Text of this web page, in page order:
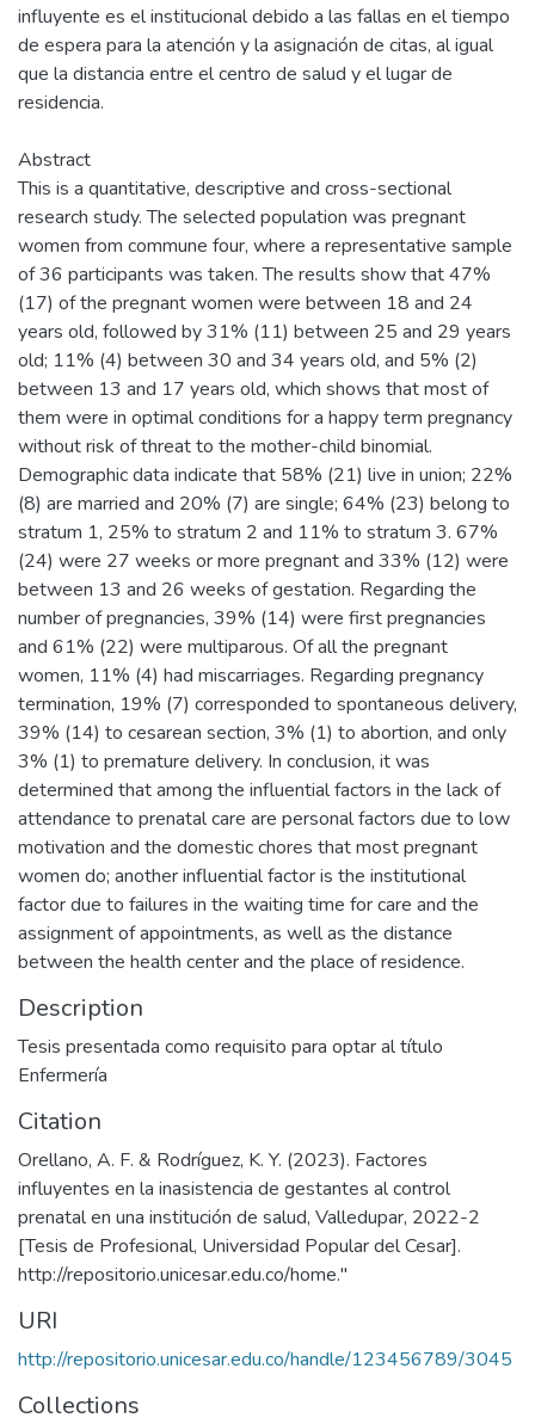
influyente es el institucional debido a las fallas en el tiempo
de espera para la atención y la asignación de citas, al igual
que la distancia entre el centro de salud y el lugar de
residencia.
Abstract
This is a quantitative, descriptive and cross-sectional
research study. The selected population was pregnant
women from commune four, where a representative sample
of 36 participants was taken. The results show that 47%
(17) of the pregnant women were between 18 and 24
years old, followed by 31% (11) between 25 and 29 years
old; 11% (4) between 30 and 34 years old, and 5% (2)
between 13 and 17 years old, which shows that most of
them were in optimal conditions for a happy term pregnancy
without risk of threat to the mother-child binomial.
Demographic data indicate that 58% (21) live in union; 22%
(8) are married and 20% (7) are single; 64% (23) belong to
stratum 1, 25% to stratum 2 and 11% to stratum 3. 67%
(24) were 27 weeks or more pregnant and 33% (12) were
between 13 and 26 weeks of gestation. Regarding the
number of pregnancies, 39% (14) were first pregnancies
and 61% (22) were multiparous. Of all the pregnant
women, 11% (4) had miscarriages. Regarding pregnancy
termination, 19% (7) corresponded to spontaneous delivery,
39% (14) to cesarean section, 3% (1) to abortion, and only
3% (1) to premature delivery. In conclusion, it was
determined that among the influential factors in the lack of
attendance to prenatal care are personal factors due to low
motivation and the domestic chores that most pregnant
women do; another influential factor is the institutional
factor due to failures in the waiting time for care and the
assignment of appointments, as well as the distance
between the health center and the place of residence.
Description
Tesis presentada como requisito para optar al título
Enfermería
Citation
Orellano, A. F. & Rodríguez, K. Y. (2023). Factores
influyentes en la inasistencia de gestantes al control
prenatal en una institución de salud, Valledupar, 2022-2
[Tesis de Profesional, Universidad Popular del Cesar].
http://repositorio.unicesar.edu.co/home."
URI
http://repositorio.unicesar.edu.co/handle/123456789/3045
Collections